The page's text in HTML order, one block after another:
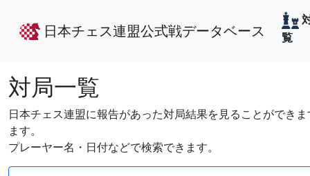
日本チェス連盟公式戦データベース
覧
対局一覧
日本チェス連盟に報告があった対局結果を見ることができ
ます。
プレーヤー名・日付などで検索できます。